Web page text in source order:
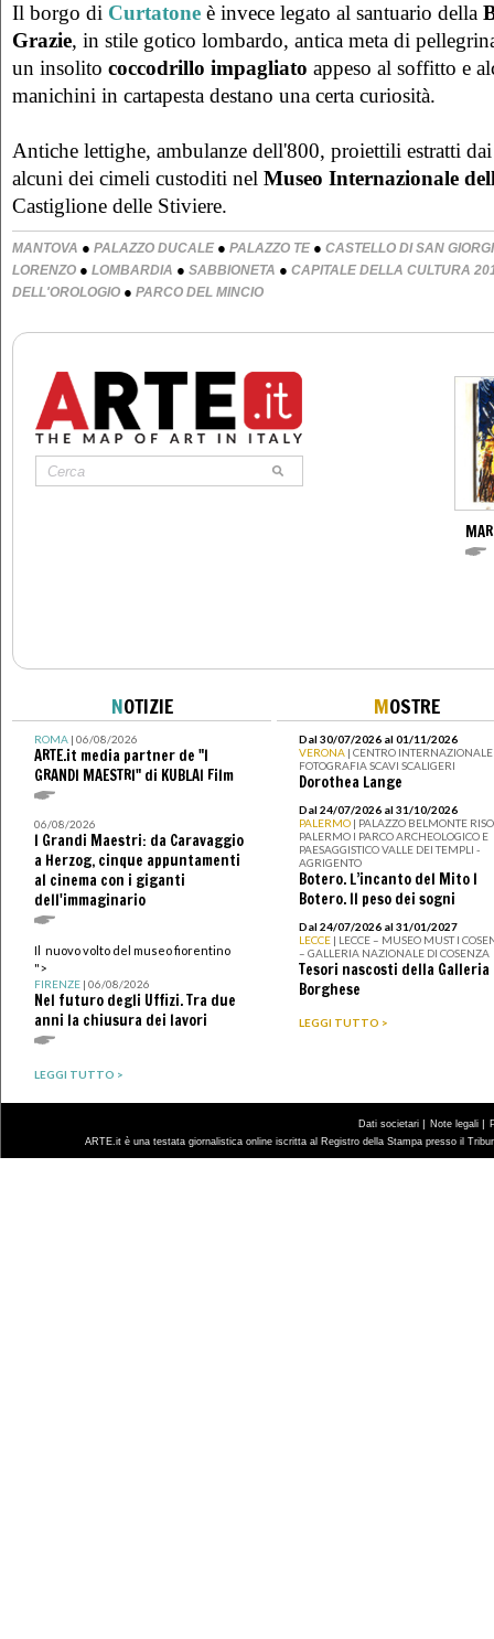
Il borgo di Curtatone è invece legato al santuario della
Grazie, in stile gotico lombardo, antica meta di
un insolito coccodrillo impagliato appeso al soffitto e
manichini in cartapesta destano una certa curiosità.
Antiche lettighe, ambulanze dell'800, proiettili estratti
alcuni dei cimeli custoditi nel Museo Internazionale
Castiglione delle Stiviere.
MANTOVA ● PALAZZO DUCALE ● PALAZZO TE ● CASTELLO DI SAN
LORENZO ● LOMBARDIA ● SABBIONETA ● CAPITALE DELLA CULTURA
DELL'OROLOGIO ● PARCO DEL MINCIO
NOTIZIE
ROMA | 06/08/2026
ARTE.it media partner de "I
GRANDI MAESTRI" di KUBLAI Film
06/08/2026
I Grandi Maestri: da Caravaggio
a Herzog, cinque appuntamenti
al cinema con i giganti
dell'immaginario
Il nuovo volto del museo fiorentino
">
FIRENZE | 06/08/2026
Nel futuro degli Uffizi. Tra due
anni la chiusura dei lavori
LEGGI TUTTO >
MOSTRE
Dal 30/07/2026 al 01/11/2026
VERONA | CENTRO
FOTOGRAFIA SCAVI SCALIGERI
Dorothea Lange
Dal 24/07/2026 al 31/10/2026
PALERMO | PALAZZO BELMONTE
PALERMO I PARCO ARCHEOLOGICO E
PAESAGGISTICO VALLE DEI TEMPLI -
AGRIGENTO
Botero. L’incanto del Mito I
Botero. Il peso dei sogni
Dal 24/07/2026 al 31/01/2027
LECCE | LECCE – MUSEO MUST I
– GALLERIA NAZIONALE DI COSENZA
Tesori nascosti della Galleria
Borghese
LEGGI TUTTO >
Dati societari | Note legali |
ARTE.it è una testata giornalistica online iscritta al Registro della Stampa presso il